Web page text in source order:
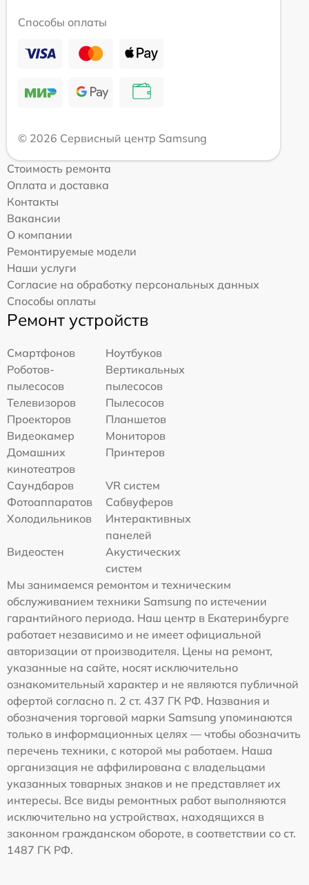
Способы оплаты
© 2026 Сервисный центр Samsung
Стоимость ремонта
Оплата и доставка
Контакты
Вакансии
О компании
Ремонтируемые модели
Наши услуги
Согласие на обработку персональных данных
Способы оплаты
Ремонт устройств
Смартфонов
Ноутбуков
Роботов-
пылесосов
Вертикальных
пылесосов
Телевизоров
Пылесосов
Проекторов
Планшетов
Видеокамер
Мониторов
Домашних
кинотеатров
Принтеров
Саундбаров
VR систем
Фотоаппаратов
Сабвуферов
Холодильников
Интерактивных
панелей
Видеостен
Акустических
систем
Мы занимаемся ремонтом и техническим
обслуживанием техники Samsung по истечении
гарантийного периода. Наш центр в Екатеринбурге
работает независимо и не имеет официальной
авторизации от производителя. Цены на ремонт,
указанные на сайте, носят исключительно
ознакомительный характер и не являются публичной
офертой согласно п. 2 ст. 437 ГК РФ. Названия и
обозначения торговой марки Samsung упоминаются
только в информационных целях — чтобы обозначить
перечень техники, с которой мы работаем. Наша
организация не аффилирована с владельцами
указанных товарных знаков и не представляет их
интересы. Все виды ремонтных работ выполняются
исключительно на устройствах, находящихся в
законном гражданском обороте, в соответствии со ст.
1487 ГК РФ.